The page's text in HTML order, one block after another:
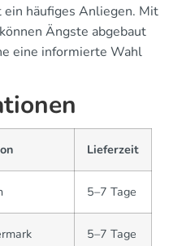
häufiges Anliegen. Mit
Ängste abgebaut
eine informierte Wahl
Lieferzeit
5–7 Tage
5–7 Tage